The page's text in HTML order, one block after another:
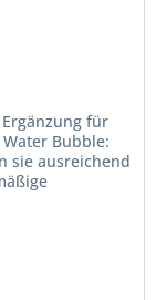
für
Bubble:
sie ausreichend